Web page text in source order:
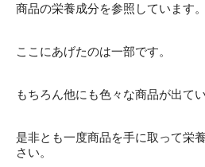
商品の栄養成分を参照しています。
ここにあげたのは一部です。
もちろん他にも色々な商品が出てい
是非とも一度商品を手に取って栄
さい。